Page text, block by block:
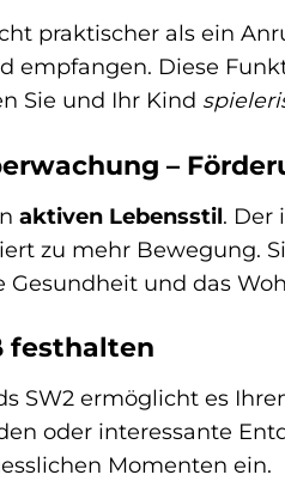
praktischer als ein
empfangen. Diese
Sie und Ihr Kind
–
aktiven Lebensstil. Der
zu mehr Bewegung.
Gesundheit und das
festhalten
SW2 ermöglicht es
oder interessante
Momenten ein.